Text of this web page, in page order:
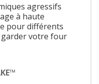
agressifs
à haute
pour différents
garder votre four